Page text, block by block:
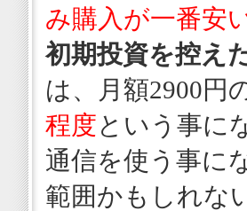
み購入が一番安
初期投資を控え
は、月額2900円
程度という事に
通信を使う事に
範囲かもしれな